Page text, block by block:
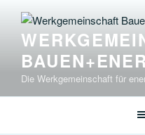
Inhalt
springen
Die Werkgemeinschaft für